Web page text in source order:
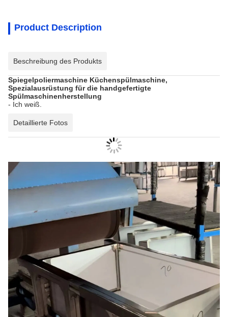
Product Description
Beschreibung des Produkts
Spiegelpoliermaschine Küchenspülmaschine,
Spezialausrüstung für die handgefertigte
Spülmaschinenherstellung
- Ich weiß.
Detaillierte Fotos